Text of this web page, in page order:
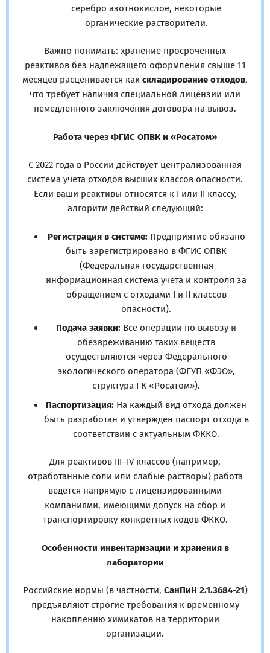
серебро азотнокислое, некоторые
органические растворители.
Важно понимать: хранение просроченных
реактивов без надлежащего оформления свыше 11
месяцев расценивается как складирование отходов,
что требует наличия специальной лицензии или
немедленного заключения договора на вывоз.
Работа через ФГИС ОПВК и «Росатом»
С 2022 года в России действует централизованная
система учета отходов высших классов опасности.
Если ваши реактивы относятся к I или II классу,
алгоритм действий следующий:
Регистрация в системе:Предприятие обязано
быть зарегистрировано в ФГИС ОПВК
(Федеральная государственная
информационная система учета и контроля за
обращением с отходами I и II классов
опасности).
Подача заявки: Все операции по вывозу и
обезвреживанию таких веществ
осуществляются через Федерального
экологического оператора (ФГУП «ФЭО»,
структура ГК «Росатом»).
Паспортизация: На каждый вид отхода должен
быть разработан и утвержден паспорт отхода в
соответствии с актуальным ФККО.
Для реактивов III–IV классов (например,
отработанные соли или слабые растворы) работа
ведется напрямую с лицензированными
компаниями, имеющими допуск на сбор и
транспортировку конкретных кодов ФККО.
Особенности инвентаризации и хранения в
лаборатории
Российские нормы (в частности, СанПиН 2.1.3684-21)
предъявляют строгие требования к временному
накоплению химикатов на территории
организации.